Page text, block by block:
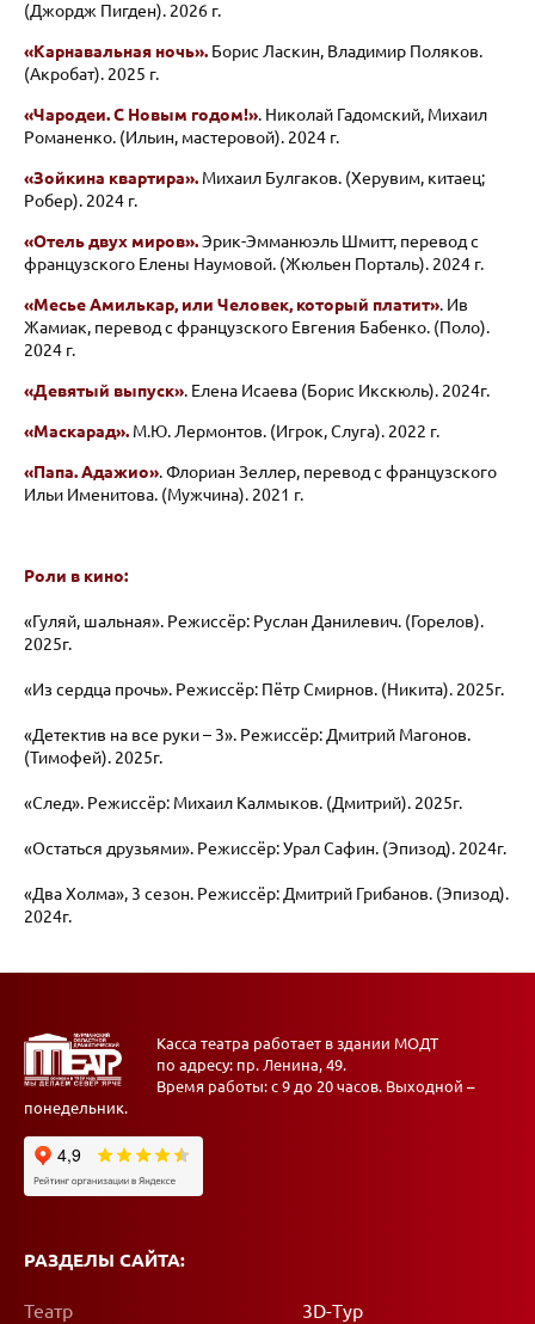
(Джордж Пигден). 2026 г.
«Карнавальная ночь». Борис Ласкин, Владимир Поляков.
(Акробат). 2025 г.
«Чародеи. С Новым годом!». Николай Гадомский, Михаил
Романенко. (Ильин, мастеровой). 2024 г.
«Зойкина квартира». Михаил Булгаков. (Херувим, китаец;
Робер). 2024 г.
«Отель двух миров».Эрик-Эмманюэль Шмитт, перевод с
французского Елены Наумовой. (Жюльен Порталь). 2024 г.
«Месье Амилькар, или Человек, который платит». Ив
Жамиак, перевод с французского Евгения Бабенко. (Поло).
2024 г.
«Девятый выпуск». Елена Исаева (Борис Икскюль). 2024г.
«Маскарад». М.Ю. Лермонтов. (Игрок, Слуга). 2022 г.
«Папа. Адажио». Флориан Зеллер, перевод с французского
Ильи Именитова. (Мужчина). 2021 г.
Роли в кино:
«Гуляй, шальная». Режиссёр: Руслан Данилевич. (Горелов).
2025г.
«Из сердца прочь». Режиссёр: Пётр Смирнов. (Никита). 2025г.
«Детектив на все руки – 3». Режиссёр: Дмитрий Магонов.
(Тимофей). 2025г.
«След». Режиссёр: Михаил Калмыков. (Дмитрий). 2025г.
«Остаться друзьями». Режиссёр: Урал Сафин. (Эпизод). 2024г.
«Два Холма», 3 сезон. Режиссёр: Дмитрий Грибанов. (Эпизод).
2024г.
Касса театра работает в здании МОДТ
по адресу: пр. Ленина, 49.
Время работы: с 9 до 20 часов. Выходной –
понедельник.
РАЗДЕЛЫ САЙТА:
Театр
3D-Тур